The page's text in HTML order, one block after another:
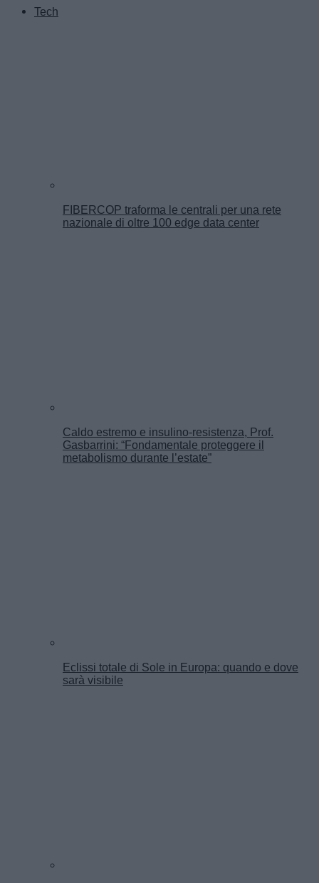
Tech
FIBERCOP traforma le centrali per una rete
nazionale di oltre 100 edge data center
Caldo estremo e insulino-resistenza, Prof.
Gasbarrini: “Fondamentale proteggere il
metabolismo durante l’estate”
Eclissi totale di Sole in Europa: quando e dove
sarà visibile